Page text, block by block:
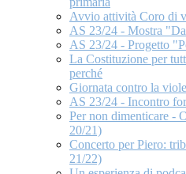
Avvio attività Coro di
AS 23/24 - Mostra
AS 23/24 - Progetto
La Costituzione per
perché
Giornata contro la
AS 23/24 - Incontro
Per non dimenticare -
20/21)
Concerto per Piero:
21/22)